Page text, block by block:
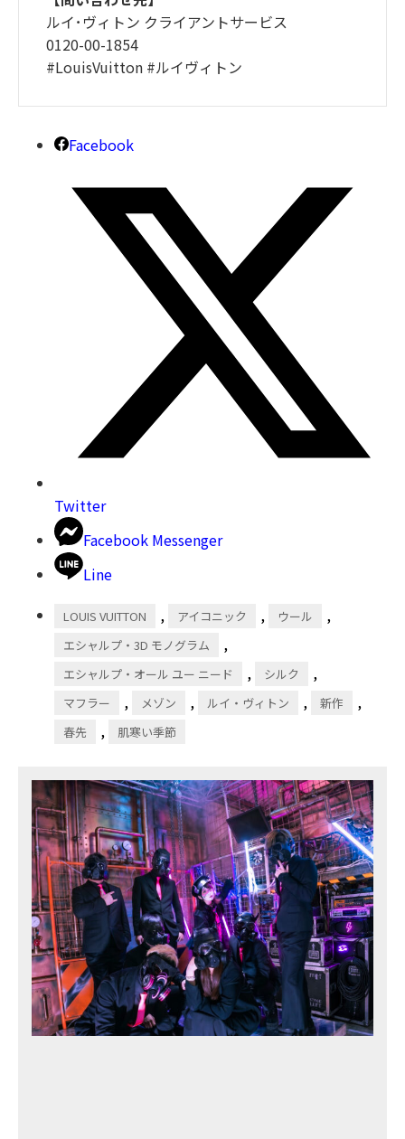
ルイ･ヴィトン クライアントサービス
0120-00-1854
#LouisVuitton #ルイヴィトン
Facebook
Twitter
Facebook Messenger
Line
LOUIS VUITTON , アイコニック , ウール ,
エシャルプ・3D モノグラム ,
エシャルプ・オール ユー ニード , シルク ,
マフラー , メゾン , ルイ・ヴィトン , 新作 ,
春先 , 肌寒い季節